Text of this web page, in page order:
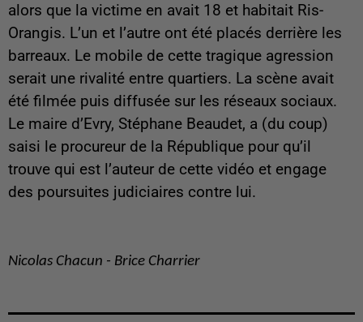
alors que la victime en avait 18 et habitait Ris-
Orangis. L’un et l’autre ont été placés derrière les
barreaux. Le mobile de cette tragique agression
serait une rivalité entre quartiers. La scène avait
été filmée puis diffusée sur les réseaux sociaux.
Le maire d’Evry, Stéphane Beaudet, a (du coup)
saisi le procureur de la République pour qu’il
trouve qui est l’auteur de cette vidéo et engage
des poursuites judiciaires contre lui.
Nicolas Chacun - Brice Charrier